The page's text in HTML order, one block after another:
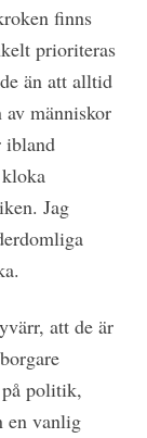
finns
prioriteras
än att alltid
människor
ibland
Jag
att de är
politik,
en vanlig